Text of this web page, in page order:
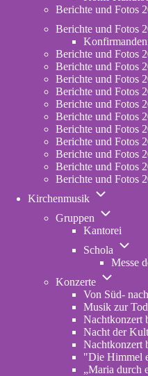
Berichte und Fotos
Berichte und Fotos
Berichte und Fotos
Berichte und Fotos
Berichte und Fotos
Berichte und Fotos
Berichte und Fotos
Berichte und Fotos
Berichte und Fotos
Berichte und Fotos
Berichte und Fotos
Berichte und Fotos
Berichte und Fotos
Kirchenmusik
Kirchenmusik
Gruppen
Gruppen
Kantorei
Schola
Schola
Messe
Konzerte
Konzerte
Von Süd-
Musik zur
Nachtkonzert
Nacht der
Nachtkonzert
"Die Himmel
„Maria durch